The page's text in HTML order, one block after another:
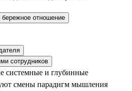
бережное отношение
сотрудников
системные и глубинные
смены парадигм мышления